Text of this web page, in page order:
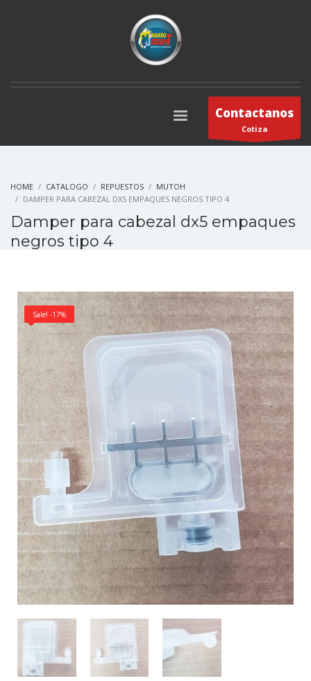
Contactanos
Cotiza
HOME CATALOGO REPUESTOS
MUTOH
DAMPER PARA CABEZAL DX5 EMPAQUES NEGROS TIPO 4
Damper para cabezal dx5 empaques
negros tipo 4
Sale! -17%